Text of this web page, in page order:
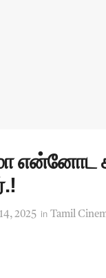
என்னோட
2025 in Tamil